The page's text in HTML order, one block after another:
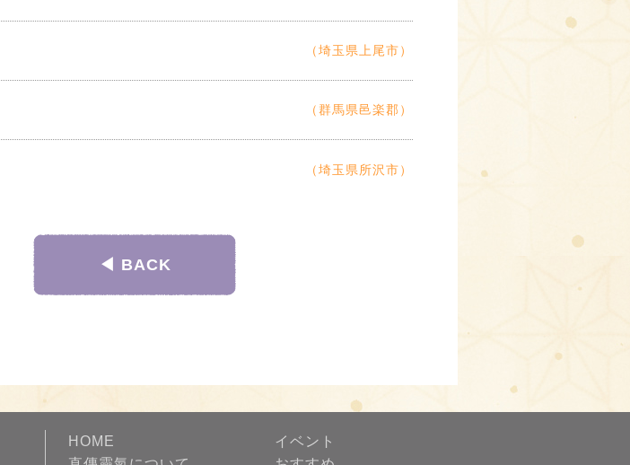
（埼玉県上尾市）
（群馬県邑楽郡）
（埼玉県所沢市）
◀︎ BACK
HOME
イベント